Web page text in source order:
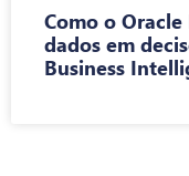
Como o
dados em
Business